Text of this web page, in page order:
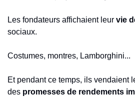
Les fondateurs affichaient leur vie
sociaux.
Costumes, montres, Lamborghini...
Et pendant ce temps, ils vendaient
des promesses de rendements